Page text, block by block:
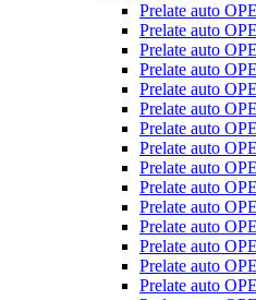
Prelate auto
Prelate auto
Prelate auto
Prelate auto
Prelate auto
Prelate auto
Prelate auto
Prelate auto
Prelate auto
Prelate auto
Prelate auto
Prelate auto
Prelate auto
Prelate auto
Prelate auto